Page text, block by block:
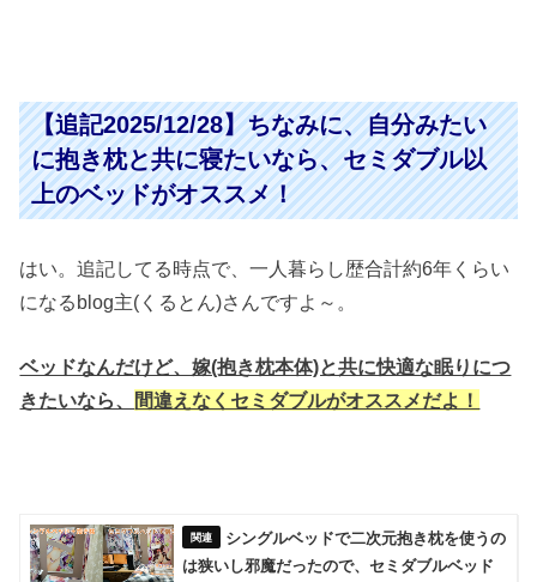
【追記2025/12/28】ちなみに、自分みたい
に抱き枕と共に寝たいなら、セミダブル以
上のベッドがオススメ！
はい。追記してる時点で、一人暮らし歴合計約6年くらい
になるblog主(くるとん)さんですよ～。
ベッドなんだけど、嫁(抱き枕本体)と共に快適な眠りにつ
きたいなら、 間違えなくセミダブルがオススメだよ！
シングルベッドで二次元抱き枕を使うの
は狭いし邪魔だったので、セミダブルベッド